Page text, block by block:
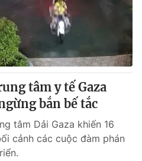
tâm y tế Gaza
bắn bế tắc
tâm Dải Gaza khiến 16
cảnh các cuộc đàm phán